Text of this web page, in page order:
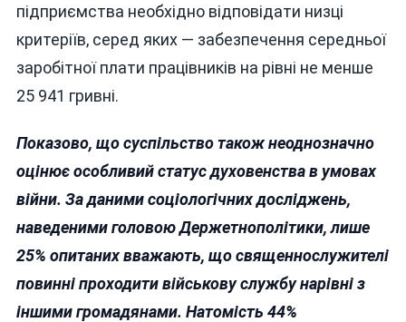
підприємства необхідно відповідати низці
критеріїв, серед яких — забезпечення середньої
заробітної плати працівників на рівні не менше
25 941 гривні.
Показово, що суспільство також неоднозначно
оцінює особливий статус духовенства в умовах
війни. За даними соціологічних досліджень,
наведеними головою Держетнополітики, лише
25% опитаних вважають, що священнослужителі
повинні проходити військову службу нарівні з
іншими громадянами. Натомість 44%